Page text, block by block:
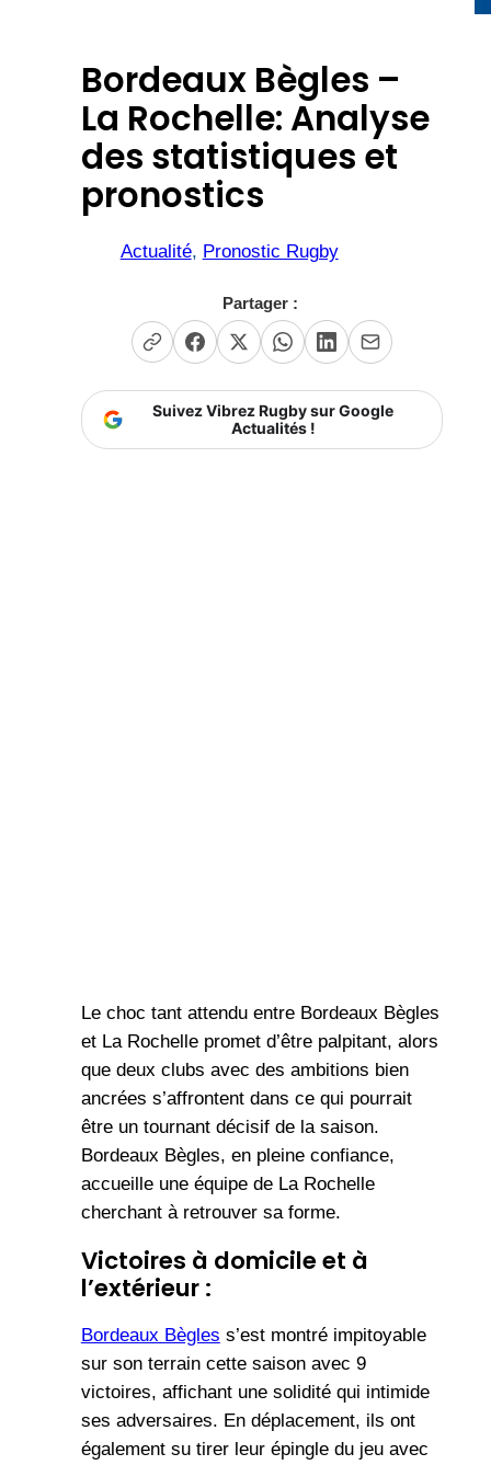
Bordeaux Bègles –
La Rochelle: Analyse
des statistiques et
pronostics
Actualité, Pronostic Rugby
Partager :
Suivez Vibrez Rugby sur Google
Actualités !
Le choc tant attendu entre Bordeaux Bègles
et La Rochelle promet d’être palpitant, alors
que deux clubs avec des ambitions bien
ancrées s’affrontent dans ce qui pourrait
être un tournant décisif de la saison.
Bordeaux Bègles, en pleine confiance,
accueille une équipe de La Rochelle
cherchant à retrouver sa forme.
Victoires à domicile et à
l’extérieur :
Bordeaux Bègles s’est montré impitoyable
sur son terrain cette saison avec 9
victoires, affichant une solidité qui intimide
ses adversaires. En déplacement, ils ont
également su tirer leur épingle du jeu avec